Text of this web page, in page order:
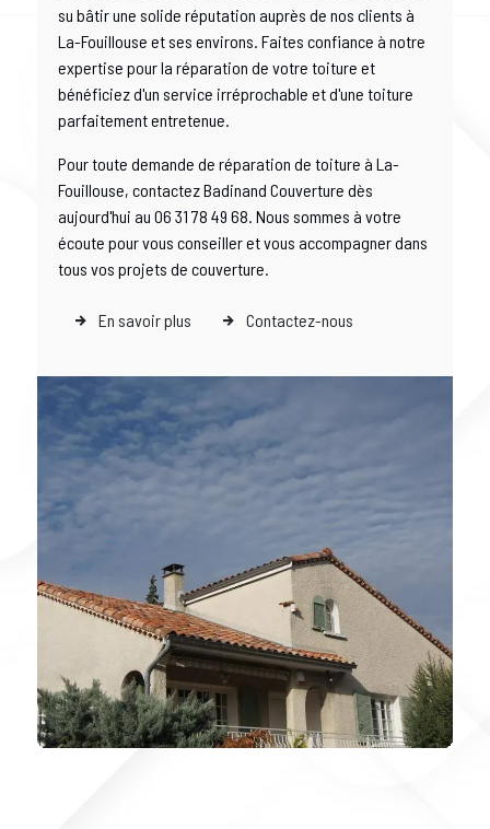
su bâtir une solide réputation auprès de nos clients à
La-Fouillouse et ses environs. Faites confiance à notre
expertise pour la réparation de votre toiture et
bénéficiez d'un service irréprochable et d'une toiture
parfaitement entretenue.
Pour toute demande de réparation de toiture à La-
Fouillouse, contactez Badinand Couverture dès
aujourd'hui au 06 31 78 49 68. Nous sommes à votre
écoute pour vous conseiller et vous accompagner dans
tous vos projets de couverture.
En savoir plus Contactez-nous